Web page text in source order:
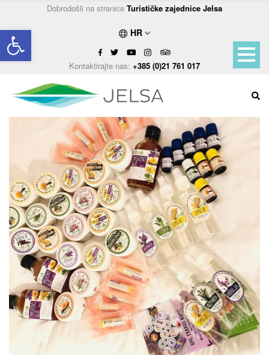
Open toolbar
Dobrodošli na stranice Turističke zajednice Jelsa
HR
Kontaktirajte nas: +385 (0)21 761 017